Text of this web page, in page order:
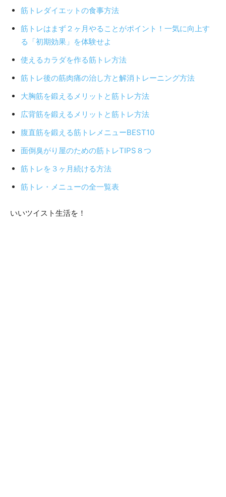
筋トレダイエットの食事方法
筋トレはまず２ヶ月やることがポイント！一気に向上す
る「初期効果」を体験せよ
使えるカラダを作る筋トレ方法
筋トレ後の筋肉痛の治し方と解消トレーニング方法
大胸筋を鍛えるメリットと筋トレ方法
広背筋を鍛えるメリットと筋トレ方法
腹直筋を鍛える筋トレメニューBEST10
面倒臭がり屋のための筋トレTIPS８つ
筋トレを３ヶ月続ける方法
筋トレ・メニューの全一覧表
いいツイスト生活を！